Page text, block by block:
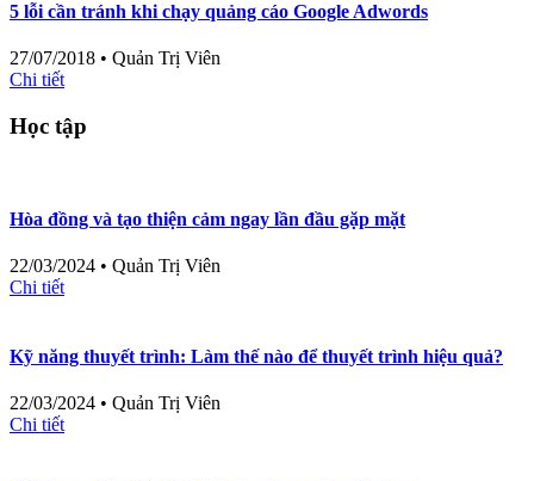
5 lỗi cần tránh khi chạy quảng cáo Google Adwords
27/07/2018 • Quản Trị Viên
Chi tiết
Học tập
Hòa đồng và tạo thiện cảm ngay lần đầu gặp mặt
22/03/2024 • Quản Trị Viên
Chi tiết
Kỹ năng thuyết trình: Làm thế nào để thuyết trình hiệu quả?
22/03/2024 • Quản Trị Viên
Chi tiết